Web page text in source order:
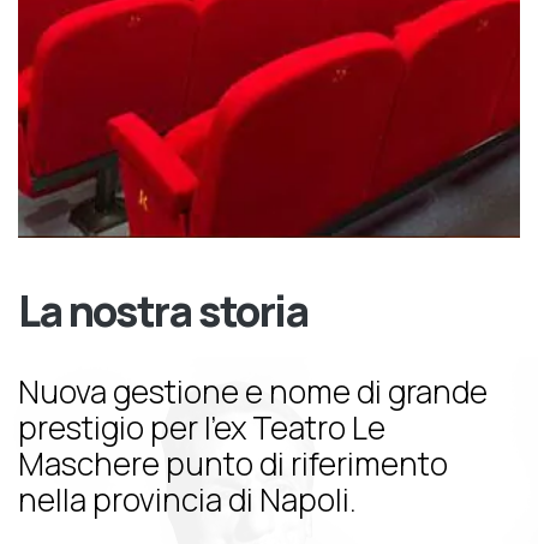
La nostra storia
Nuova gestione e nome di grande
prestigio per l’ex Teatro Le
Maschere punto di riferimento
nella provincia di Napoli.